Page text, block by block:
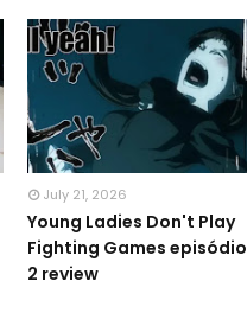
July 21, 2026
Young Ladies Don't Play
Fighting Games episódio
2 review